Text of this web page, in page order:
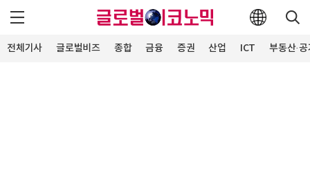
전체기사 글로벌비즈 종합 금융 증권 산업 ICT 부동산·